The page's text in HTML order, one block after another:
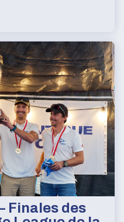
Finales des